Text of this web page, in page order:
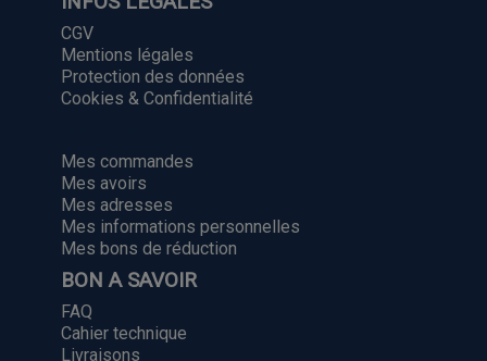
CGV
Mentions légales
Protection des données
Cookies & Confidentialité
Mes commandes
Mes avoirs
Mes adresses
Mes informations personnelles
Mes bons de réduction
BON A SAVOIR
FAQ
Cahier technique
Livraisons